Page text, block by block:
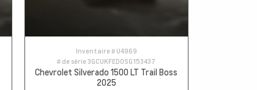
Inventaire # U4969
# de série3GCUKFED0SG153437
Chevrolet Silverado 1500 LT Trail Boss
2025